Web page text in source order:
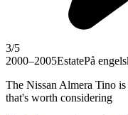
3/5
2000–2005EstatePå
The Nissan Almera Tino
that's worth considering